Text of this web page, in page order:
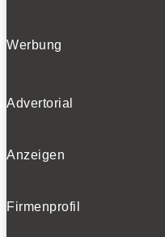
Werbung
Advertorial
Anzeigen
Firmenprofil